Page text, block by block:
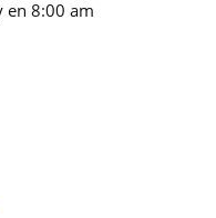
en 8:00 am